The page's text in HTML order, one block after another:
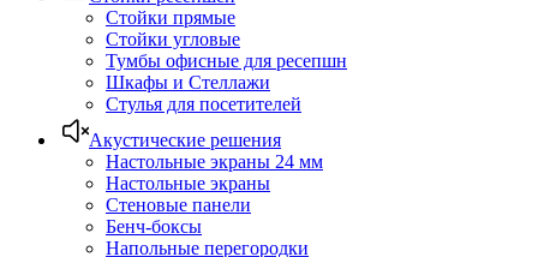
Стойки прямые
Стойки угловые
Тумбы офисные для ресепшн
Шкафы и Стеллажи
Стулья для посетителей
Акустические решения
Настольные экраны 24 мм
Настольные экраны
Стеновые панели
Бенч-боксы
Напольные перегородки